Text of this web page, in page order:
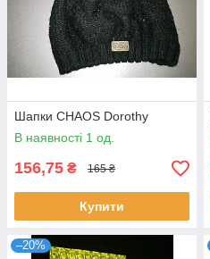
Шапки CHAOS Dorothy
В наявності 1 од.
156,75 ₴ 165 ₴
Купити
–20%